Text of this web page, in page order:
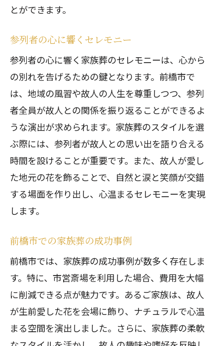
とができます。
参列者の心に響くセレモニー
参列者の心に響く家族葬のセレモニーは、心から
の別れを告げるための鍵となります。前橋市で
は、地域の風習や故人の人生を尊重しつつ、参列
者全員が故人との関係を振り返ることができるよ
うな演出が求められます。家族葬のスタイルを選
ぶ際には、参列者が故人との思い出を語り合える
時間を設けることが重要です。また、故人が愛し
た地元の花を飾ることで、自然と涙と笑顔が交錯
する場面を作り出し、心温まるセレモニーを実現
します。
前橋市での家族葬の成功事例
前橋市では、家族葬の成功事例が数多く存在しま
す。特に、市営斎場を利用した場合、費用を大幅
に削減できる点が魅力です。あるご家族は、故人
が生前愛した花を会場に飾り、ナチュラルで心温
まる空間を演出しました。さらに、家族葬の柔軟